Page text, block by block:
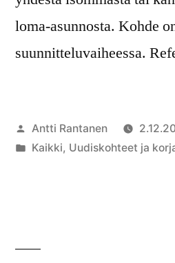
loma-asunnosta. Kohde
suunnitteluvaiheessa.
Antti Rantanen
Kaikki, Uudiskohteet ja